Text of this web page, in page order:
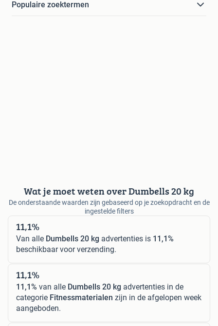
Populaire zoektermen
Wat je moet weten over Dumbells 20 kg
De onderstaande waarden zijn gebaseerd op je zoekopdracht en de
ingestelde filters
11,1%
Van alle Dumbells 20 kg advertenties is 11,1%
beschikbaar voor verzending.
11,1%
11,1% van alle Dumbells 20 kg advertenties in de
categorie Fitnessmaterialen zijn in de afgelopen week
aangeboden.